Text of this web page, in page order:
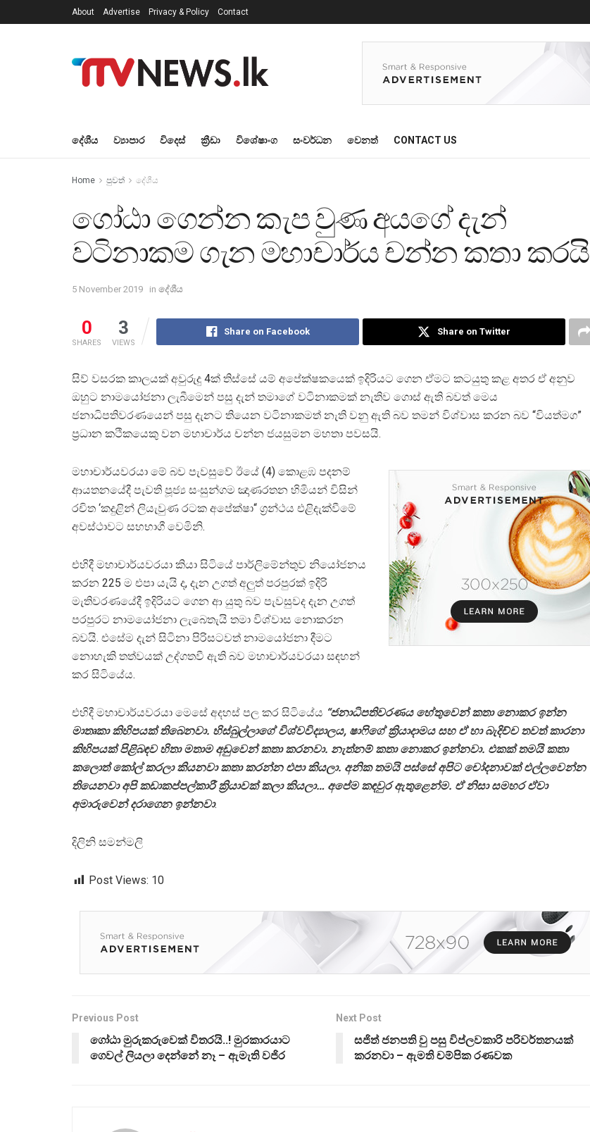
About Advertise Privacy & Policy Contact
දේශීය ව්‍යාපාර විදෙස් ක්‍රීඩා විශේෂාංග සංවර්ධන වෙනත් CONTACT US
Home පුවත් දේශීය
ගෝඨා ගෙන්න කැප වුණ අයගේ දැන්
වටිනාකම ගැන මහාචාර්ය චන්න කතා කරයි
5 November 2019 in දේශීය
0
SHARES
3
VIEWS
Share on Facebook Share on Twitter
සිව් වසරක කාලයක් අවුරුදු 4ක් තිස්සේ යම් අපේක්ෂකයෙක් ඉදිරියට ගෙන ඒමට කටයුතු කළ අතර ඒ අනුව
ඔහුට නාමයෝජනා ලැබීමෙන් පසු දැන් තමාගේ වටිනාකමක් නැතිව ගොස් ඇති බවත් මෙය
ජනාධිපතිවරණයෙන් පසු දැනට තියෙන වටිනාකමත් නැති වනු ඇති බව තමන් විශ්වාස කරන බව “වියත්මග”
ප්‍රධාන කථිකයෙකු වන මහාචාර්ය චන්න ජයසුමන මහතා පවසයි.
මහාචාර්යවරයා මේ බව පැවසුවේ ඊයේ (4) කොළඹ පදනම්
ආයතනයේදී පැවති පූජ්‍ය සංසුන්ගම ඤාණරතන හිමියන් විසින්
රචිත ‘කදුළින් ලියැවුණ රටක අපේක්ෂා“ ග්‍රන්ථය එළිදැක්වීමේ
අවස්ථාවට සහභාගී වෙමිනි.
එහිදී මහාචාර්යවරයා කියා සිටියේ පාර්ලිමේන්තුව නියෝජනය
කරන 225 ම එපා යැයි ද, දැන උගත් අලුත් පරපුරක් ඉදිරි
මැතිවරණයේදී ඉදිරියට ගෙන ආ යුතු බව පැවසුවද දැන උගත්
පරපුරට නාමයෝජනා ලැබෙතැයි තමා විශ්වාස නොකරන
බවයි. එසේම දැන් සිටිනා පිරිසටවත් නාමයෝජනා දීමට
නොහැකි තත්වයක් උද්ගතවී ඇති බව මහාචාර්යවරයා සඳහන්
කර සිටියේය.
එහිදී මහාචාර්යවරයා මෙසේ අදහස් පල කර සිටියේය “ජනාධිපතිවරණය හේතුවෙන් කතා නොකර ඉන්න
මාතෘකා කිහිපයක් තිබෙනවා. හිස්බුල්ලාගේ විශ්වවිද්‍යාලය, ෂාෆිගේ ක්‍රියාදාමය සහ ඒ හා බැදිච්ච තවත් කාරනා
කිහිපයක් පිළිබඳව හිතා මතාම අඩුවෙන් කතා කරනවා. නැත්නම් කතා නොකර ඉන්නවා. එකක් තමයි කතා
කලොත් කෝල් කරලා කියනවා කතා කරන්න එපා කියලා. අනික තමයි පස්සේ අපිට චෝදනාවක් එල්ලවෙන්න
තියෙනවා අපි කඩාකප්පල්කාරී ක්‍රියාවක් කලා කියලා… අපේම කඳවුර ඇතුළෙන්ම. ඒ නිසා සමහර ඒවා
අමාරුවෙන් දරාගෙන ඉන්නවා.
දිලිනි සමන්මලි
Post Views: 10
Previous Post
ගෝඨා මුරුකරුවෙක් විතරයි..! මුරකාරයාට
ගෙවල් ලියලා දෙන්නේ නෑ – ඇමැති වජිර
Next Post
සජිත් ජනපති වු පසු විප්ලවකාරි පරිවර්තනයක්
කරනවා – ඇමති චම්පික රණවක